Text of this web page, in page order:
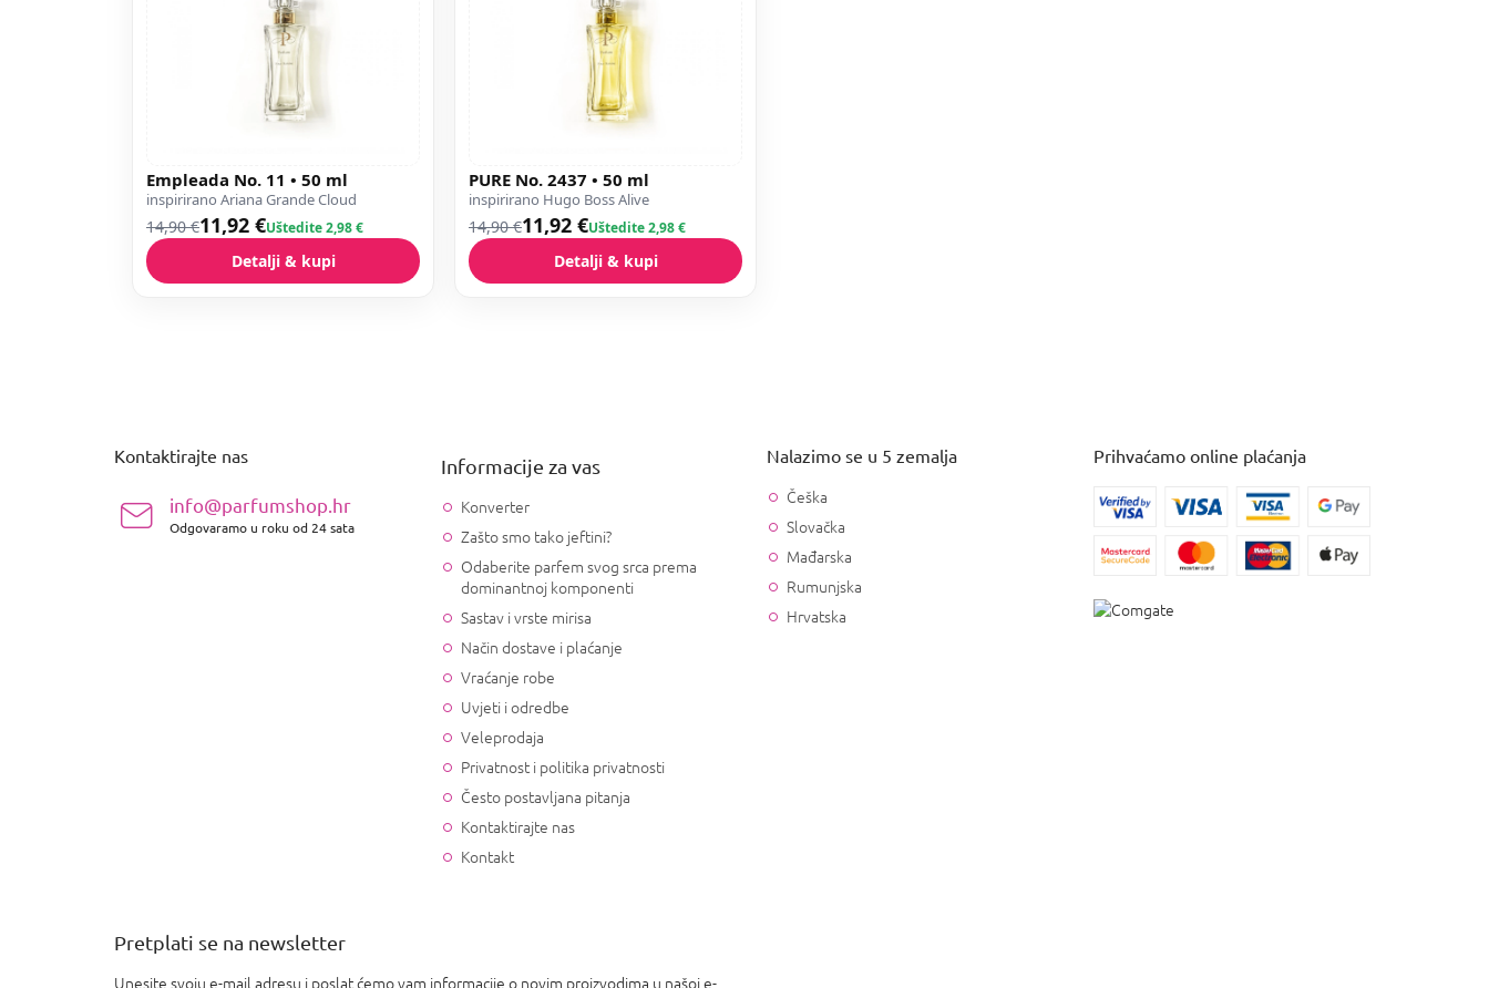
Empleada No. 11 • 50 ml
inspirirano Ariana Grande Cloud
14,90 €11,92 €Uštedite 2,98 €
Detalji & kupi
PURE No. 2437 • 50 ml
inspirirano Hugo Boss Alive
14,90 €11,92 €Uštedite 2,98 €
Detalji & kupi
Kontaktirajte nas
info@parfumshop.hr
Odgovaramo u roku od 24 sata
Informacije za vas
Konverter
Zašto smo tako jeftini?
Odaberite parfem svog srca prema
dominantnoj komponenti
Sastav i vrste mirisa
Način dostave i plaćanje
Vraćanje robe
Uvjeti i odredbe
Veleprodaja
Privatnost i politika privatnosti
Često postavljana pitanja
Kontaktirajte nas
Kontakt
Nalazimo se u 5 zemalja
Češka
Slovačka
Mađarska
Rumunjska
Hrvatska
Prihvaćamo online plaćanja
Pretplati se na newsletter
Unesite svoju e-mail adresu i poslat ćemo vam informacije o novim proizvodima u našoj e-